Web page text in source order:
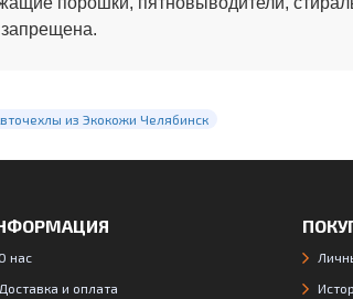
запрещена.
из Экокожи Челябинск
О нас
Доставка и оплата